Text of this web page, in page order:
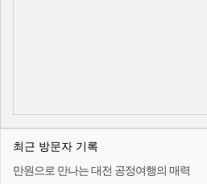
최근 방문자 기록
만원으로 만나는 대전 공정여행의 매력